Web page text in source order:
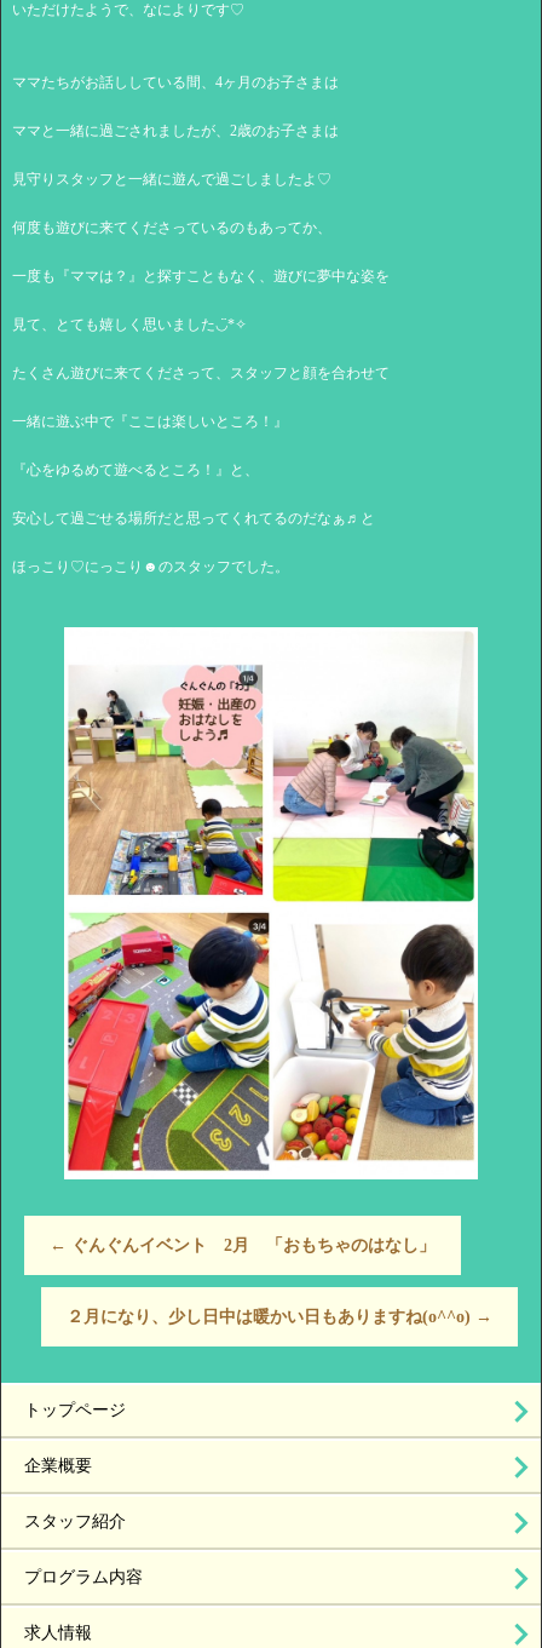
いただけたようで、なによりです♡
ママたちがお話ししている間、4ヶ月のお子さまは
ママと一緒に過ごされましたが、2歳のお子さまは
見守りスタッフと一緒に遊んで過ごしましたよ♡
何度も遊びに来てくださっているのもあってか、
一度も『ママは？』と探すこともなく、遊びに夢中な姿を
見て、とても嬉しく思いました◡̈*✧
たくさん遊びに来てくださって、スタッフと顔を合わせて
一緒に遊ぶ中で『ここは楽しいところ！』
『心をゆるめて遊べるところ！』と、
安心して過ごせる場所だと思ってくれてるのだなぁ♬と
ほっこり♡にっこり☻のスタッフでした。
← ぐんぐんイベント 2月 「おもちゃのはなし」
２月になり、少し日中は暖かい日もありますね(o^^o) →
トップページ
企業概要
スタッフ紹介
プログラム内容
求人情報